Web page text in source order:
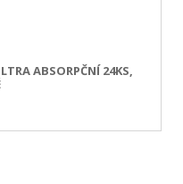
ABSORPČNÍ 24KS,